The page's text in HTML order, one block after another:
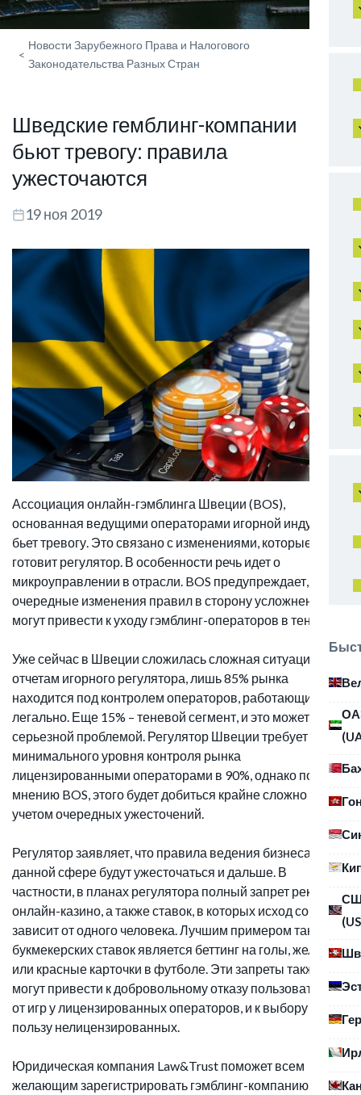
<
Новости Зарубежного Права и Налогового
Законодательства Разных Стран
Шведские гемблинг-компании
бьют тревогу: правила
ужесточаются
19 ноя 2019
Ассоциация онлайн-гэмблинга Швеции (BOS),
основанная ведущими операторами игорной индустрии,
бьет тревогу. Это связано с изменениями, которые
готовит регулятор. В особенности речь идет о
микроуправлении в отрасли. BOS предупреждает, что
очередные изменения правил в сторону усложнения
могут привести к уходу гэмблинг-операторов в тень.
Уже сейчас в Швеции сложилась сложная ситуация. По
отчетам игорного регулятора, лишь 85% рынка
находится под контролем операторов, работающих
легально. Еще 15% – теневой сегмент, и это может стать
серьезной проблемой. Регулятор Швеции требует
минимального уровня контроля рынка
лицензированными операторами в 90%, однако по
мнению BOS, этого будет добиться крайне сложно с
учетом очередных ужесточений.
Регулятор заявляет, что правила ведения бизнеса в
данной сфере будут ужесточаться и дальше. В
частности, в планах регулятора полный запрет рекламы
онлайн-казино, а также ставок, в которых исход события
зависит от одного человека. Лучшим примером таких
букмекерских ставок является беттинг на голы, желтые
или красные карточки в футболе. Эти запреты также
могут привести к добровольному отказу пользователей
от игр у лицензированных операторов, и к выбору в
пользу нелицензированных.
Юридическая компания Law&Trust поможет всем
желающим зарегистрировать гэмблинг-компанию. Наши